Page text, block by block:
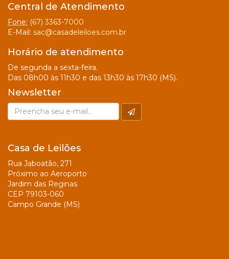
Central de Atendimento
Fone: (67) 3363-7000
E-Mail: sac@casadeleiloes.com.br
Horário de atendimento
De segunda a sexta-feira.
Das 08h00 às 11h30 e das 13h30 às 17h30 (MS).
Newsletter
Casa de Leilões
Rua Jaboatão, 271
Próximo ao Aeroporto
Jardim das Reginas
CEP 79103-060
Campo Grande (MS)